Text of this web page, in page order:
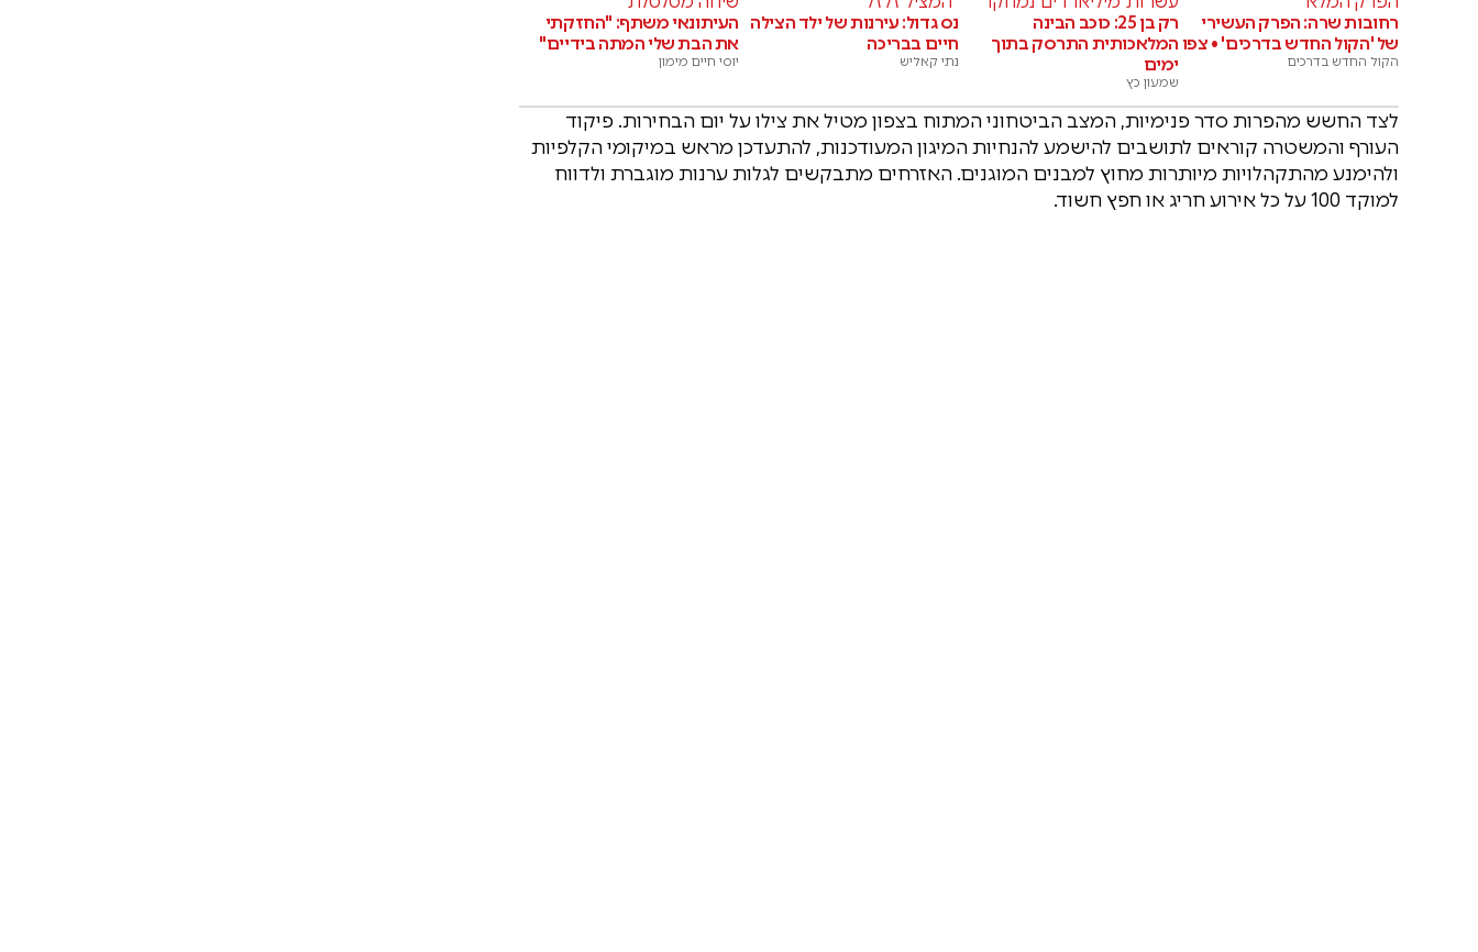
רחובות שרה: הפרק העשירי
של 'הקול החדש בדרכים' • צפו
הקול החדש בדרכים
רק בן 25: כוכב הבינה
המלאכותית התרסק בתוך
ימים
שמעון כץ
נס גדול: עירנות של ילד הצילה
חיים בבריכה
נתי קאליש
העיתונאי משתף: "החזקתי
את הבת שלי המתה בידיים"
יוסי חיים מימון
לצד החשש מהפרות סדר פנימיות, המצב הביטחוני המתוח בצפון מטיל את צילו על יום הבחירות. פיקוד
העורף והמשטרה קוראים לתושבים להישמע להנחיות המיגון המעודכנות, להתעדכן מראש במיקומי הקלפיות
ולהימנע מהתקהלויות מיותרות מחוץ למבנים המוגנים. האזרחים מתבקשים לגלות ערנות מוגברת ולדווח
למוקד 100 על כל אירוע חריג או חפץ חשוד.